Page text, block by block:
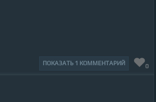
ПОКАЗАТЬ 1 КОММЕНТАРИЙ 0